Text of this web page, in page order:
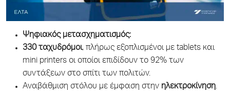
Ψηφιακός μετασχηματισμός:
330 ταχυδρόμοι, πλήρως εξοπλισμένοι με tablets και
mini printers οι οποίοι επιδίδουν το 92% των
συντάξεων στο σπίτι των πολιτών.
Αναβάθμιση στόλου με έμφαση στην ηλεκτροκίνηση.